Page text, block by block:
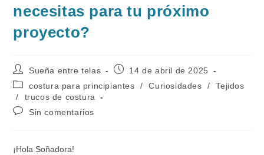
necesitas para tu próximo
proyecto?
Autor
de
la
entrada:
Sueña entre telas
Publicación
la
14 de abril de 2025
Categoría
de
la
entrada:
costura para principiantes / Curiosidades /
Tejidos
/
trucos de costura
Comentarios
entrada:
Sin comentarios
¡Hola Soñadora!